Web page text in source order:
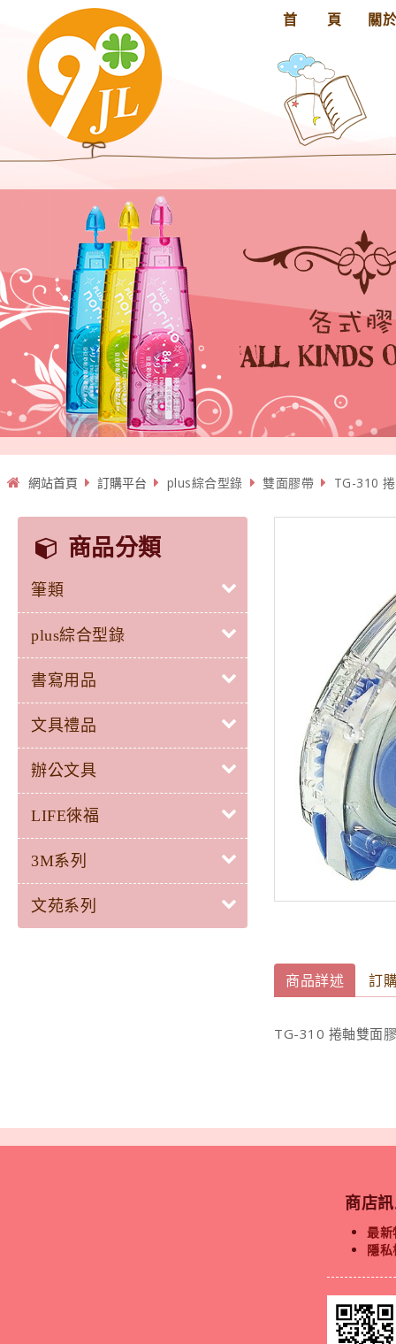
首 頁 關
‹
網站首頁 訂購平台 plus綜合型錄 雙面膠帶 TG-310
商品分類
筆類
plus綜合型錄
書寫用品
文具禮品
辦公文具
LIFE徠福
3M系列
文苑系列
商品詳述 訂
TG-310 捲軸雙面
商店
最
隱